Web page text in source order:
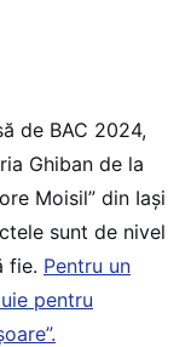
de BAC 2024,
Ghiban de la
Moisil” din Iași
sunt de nivel
fie. Pentru un
pentru